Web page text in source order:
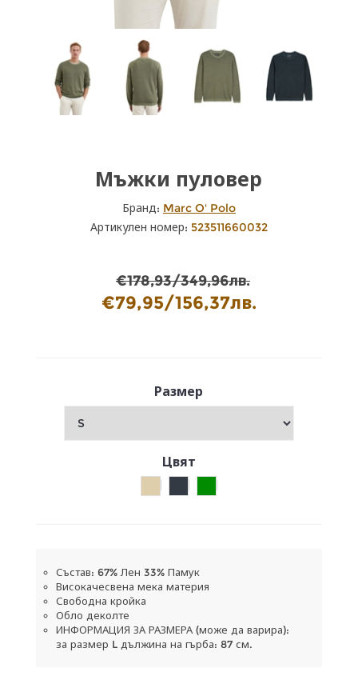
Мъжки пуловер
Бранд: Marc O' Polo
Артикулен номер: 523511660032
€178,93/349,96лв.
€79,95/156,37лв.
Размер
Цвят
Състав: 67% Лен 33% Памук
Високачесвена мека материя
Свободна кройка
Обло деколте
ИНФОРМАЦИЯ ЗА РАЗМЕРА (може да варира):
за размер L дължина на гърба: 87 см.